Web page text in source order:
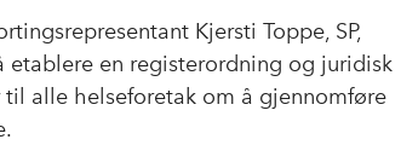
e
o
o
k
I
s
Kjersti Toppe, SP,
etablere en registerordning og juridisk
alle helseforetak om å gjennomføre